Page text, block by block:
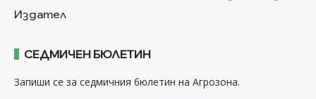
Издател
СЕДМИЧЕН БЮЛЕТИН
Запиши се за седмичния бюлетин на Агрозона.